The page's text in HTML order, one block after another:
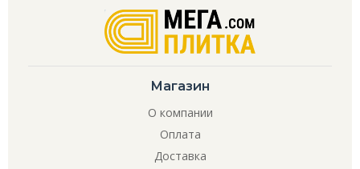
Магазин
О компании
Оплата
Доставка